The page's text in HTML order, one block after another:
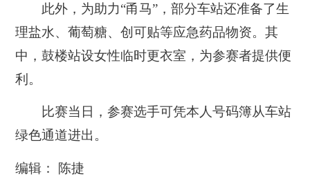
此外，为助力“甬马”，部分车站还准备了生
理盐水、葡萄糖、创可贴等应急药品物资。其
中，鼓楼站设女性临时更衣室，为参赛者提供便
利。
比赛当日，参赛选手可凭本人号码簿从车站
绿色通道进出。
编辑： 陈捷